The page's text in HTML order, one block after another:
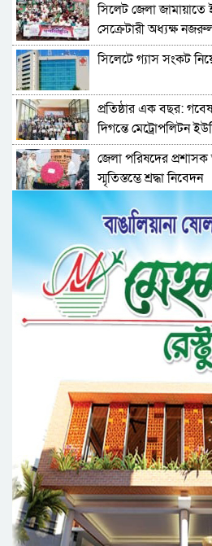
সিলেট জেলা জামায়াতে
সেক্রেটারী অধ্যক্ষ
সিলেটে গ্যাস সংকট
প্রতিষ্ঠার এক বছর:
দিগন্তে মেট্রোপলিটন
জেলা পরিষদের
স্মৃতিস্তম্ভে শ্রদ্ধা নিবেদন
সিলেট মহানগর
ধরিত্রী রক্ষায় আমরা’র
কর্মসূচি পালন
সিলেটে সড়ক
নর্থ ইস্ট
প্রতিযোগিতার পুরষ্কার
সিকৃবি’তে জুলাই গণ-
বৃক্ষরোপণ কর্মসুচি পালন
রসময় মেমোরিয়াল উচ্চ
উদ্বোধন করলেন মন্ত্রী
মেট্রোপলিটন
কবিতা: যোগাযোগ ও